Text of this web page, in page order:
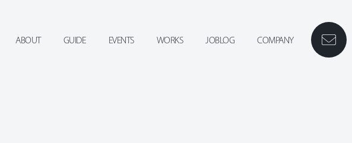
ご相談予約